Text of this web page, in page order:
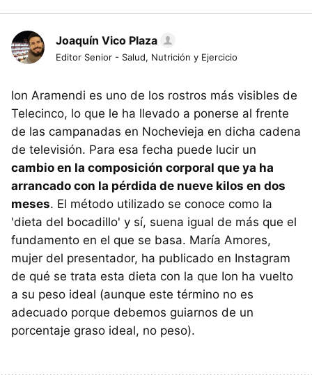
Joaquín Vico Plaza
Editor Senior - Salud, Nutrición y Ejercicio
Ion Aramendi es uno de los rostros más visibles de
Telecinco, lo que le ha llevado a ponerse al frente
de las campanadas en Nochevieja en dicha cadena
de televisión. Para esa fecha puede lucir un
cambio en la composición corporal que ya ha
arrancado con la pérdida de nueve kilos en dos
meses. El método utilizado se conoce como la
'dieta del bocadillo' y sí, suena igual de más que el
fundamento en el que se basa. María Amores,
mujer del presentador, ha publicado en Instagram
de qué se trata esta dieta con la que Ion ha vuelto
a su peso ideal (aunque este término no es
adecuado porque debemos guiarnos de un
porcentaje graso ideal, no peso).